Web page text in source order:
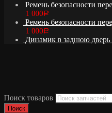
Ремень безопасности
1 000Р
Ремень безопасности
1 000Р
Динамик в заднюю дверь
Поиск товаров
Поиск